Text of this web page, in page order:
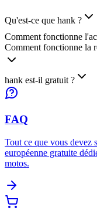
Qu'est-ce que hank ?
Comment fonctionne
Comment fonctionne la
hank est-il gratuit ?
FAQ
Tout ce que vous devez
européenne gratuite
motos.